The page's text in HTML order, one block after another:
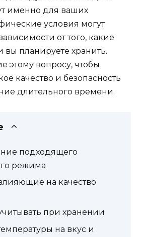
именно для ваших
условия могут
от того, какие
вы планируете хранить.
этому вопросу, чтобы
качество и безопасность
длительного времени.
подходящего
режима
на качество
при хранении
на вкус и